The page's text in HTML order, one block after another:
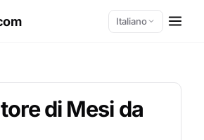
Italiano
di Mesi da